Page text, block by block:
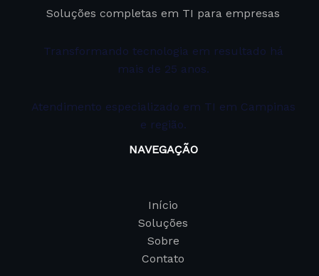
Soluções completas em TI para empresas
Transformando tecnologia em resultado há
mais de 25 anos.
Atendimento especializado em TI em Campinas
e região.
NAVEGAÇÃO
Início
Soluções
Sobre
Contato